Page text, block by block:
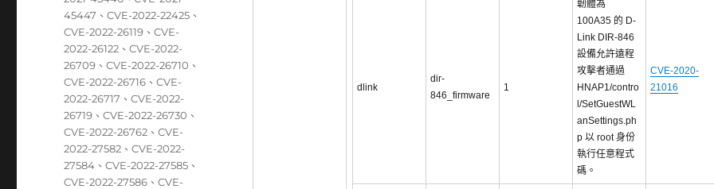
dlink
dir-
846_firmware
1
韌體為
100A35 的 D-
Link DIR-846
設備允許遠程
攻擊者通過
HNAP1/contro
l/SetGuestWL
anSettings.ph
p 以 root 身份
執行任意程式
碼。
CVE-2020-
21016
45447 、CVE-2022-22425 、
CVE-2022-26119 、CVE-
2022-26122 、CVE-2022-
26709 、CVE-2022-26710 、
CVE-2022-26716 、CVE-
2022-26717 、CVE-2022-
26719 、CVE-2022-26730 、
CVE-2022-26762 、CVE-
2022-27582 、CVE-2022-
27584 、CVE-2022-27585 、
CVE-2022-27586 、CVE-